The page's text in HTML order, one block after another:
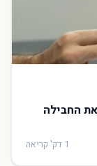
החבילה
1 דק' קריאה